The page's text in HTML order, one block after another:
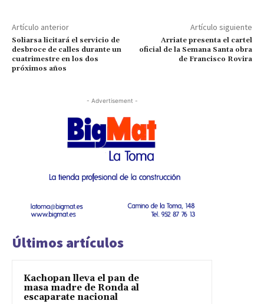
Artículo anterior
Soliarsa licitará el servicio de
desbroce de calles durante un
cuatrimestre en los dos
próximos años
Artículo siguiente
Arriate presenta el cartel
oficial de la Semana Santa obra
de Francisco Rovira
- Advertisement -
Últimos artículos
Kachopan lleva el pan de
masa madre de Ronda al
escaparate nacional